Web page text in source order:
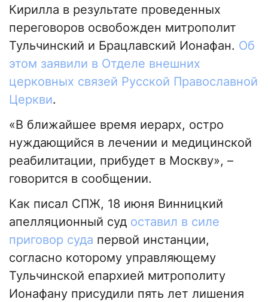
Кирилла в результате проведенных
переговоров освобожден митрополит
Тульчинский и Брацлавский Ионафан. Об
этом заявили в Отделе внешних
церковных связей Русской Православной
Церкви.
«В ближайшее время иерарх, остро
нуждающийся в лечении и медицинской
реабилитации, прибудет в Москву», –
говорится в сообщении.
Как писал СПЖ, 18 июня Винницкий
апелляционный суд оставил в силе
приговор суда первой инстанции,
согласно которому управляющему
Тульчинской епархией митрополиту
Ионафану присудили пять лет лишения